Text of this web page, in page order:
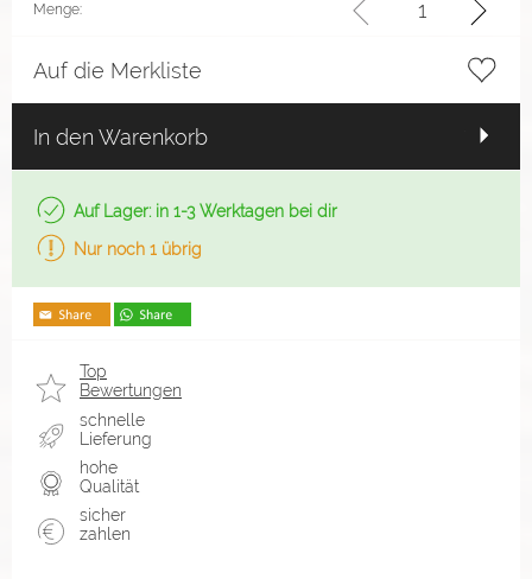
Menge:
Auf die Merkliste
In den Warenkorb
Auf Lager: in 1-3 Werktagen bei dir
Nur noch 1 übrig
Top
Bewertungen
schnelle
Lieferung
hohe
Qualität
sicher
zahlen